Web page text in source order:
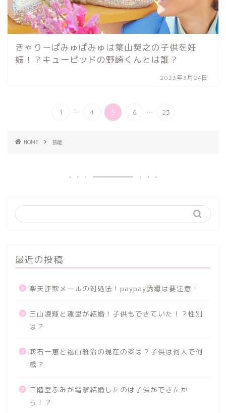
きゃりーぱみゅぱみゅは葉山奨之の子供を妊
娠！？キューピッドの野崎くんとは誰？
2023年3月24日
1 ... 4 5 6 ... 23
HOME 芸能
最近の投稿
楽天詐欺メールの対処法！paypay誘導は要注意！
三山凌輝と趣里が結婚！子供もできていた！？性別
は？
吹石一恵と福山雅治の現在の姿は？子供は何人で何
歳？
二階堂ふみが電撃結婚したのは子供ができたか
ら！？